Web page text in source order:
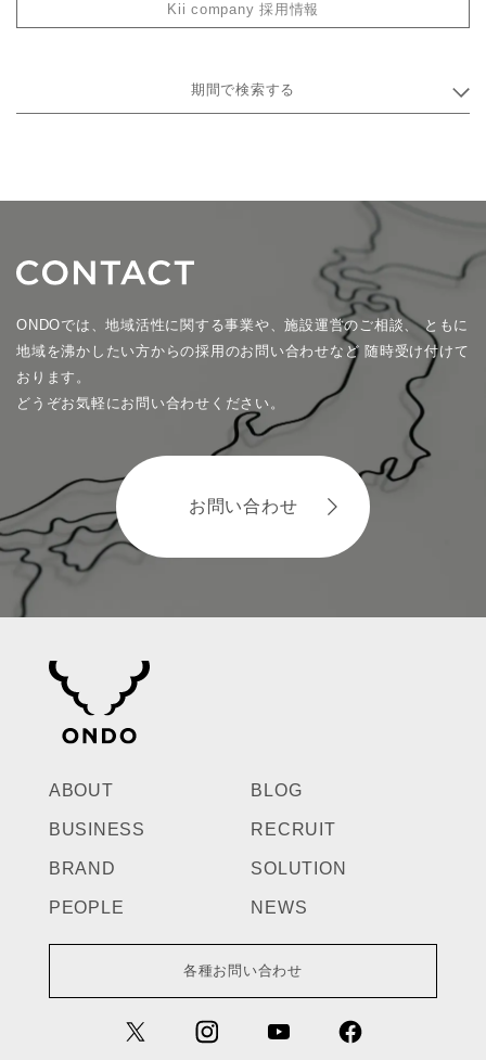
Kii company 採用情報
期間で検索する
ONDOでは、地域活性に関する事業や、施設運営のご相談、ともに
地域を沸かしたい方からの採用のお問い合わせなど 随時受け付けて
おります。
どうぞお気軽にお問い合わせください。
お問い合わせ
ABOUT
BUSINESS
BRAND
PEOPLE
BLOG
RECRUIT
SOLUTION
NEWS
各種お問い合わせ